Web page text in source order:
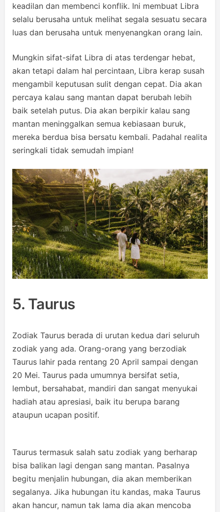
keadilan dan membenci konflik. Ini membuat Libra
selalu berusaha untuk melihat segala sesuatu secara
luas dan berusaha untuk menyenangkan orang lain.
Mungkin sifat-sifat Libra di atas terdengar hebat,
akan tetapi dalam hal percintaan, Libra kerap susah
mengambil keputusan sulit dengan cepat. Dia akan
percaya kalau sang mantan dapat berubah lebih
baik setelah putus. Dia akan berpikir kalau sang
mantan meninggalkan semua kebiasaan buruk,
mereka berdua bisa bersatu kembali. Padahal realita
seringkali tidak semudah impian!
5. Taurus
Zodiak Taurus berada di urutan kedua dari seluruh
zodiak yang ada. Orang-orang yang berzodiak
Taurus lahir pada rentang 20 April sampai dengan
20 Mei. Taurus pada umumnya bersifat setia,
lembut, bersahabat, mandiri dan sangat menyukai
hadiah atau apresiasi, baik itu berupa barang
ataupun ucapan positif.
Taurus termasuk salah satu zodiak yang berharap
bisa balikan lagi dengan sang mantan. Pasalnya
begitu menjalin hubungan, dia akan memberikan
segalanya. Jika hubungan itu kandas, maka Taurus
akan hancur, namun tak lama dia akan mencoba